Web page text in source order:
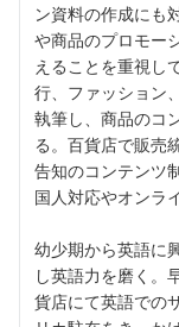
ン資料の作成にも
や商品のプロモー
えることを重視し
行、ファッション
執筆し、商品のコ
る。百貨店で販売
告知のコンテンツ
国人対応やオンラ
幼少期から英語に
し英語力を磨く。
貨店にて英語での